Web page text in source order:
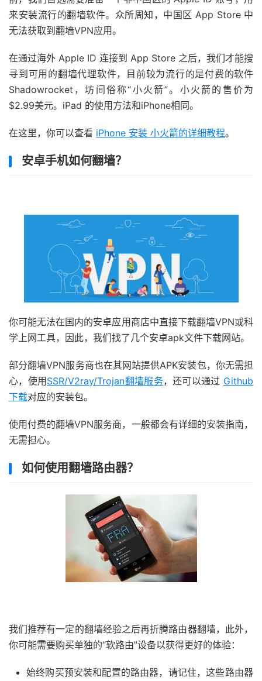
来安装流行的翻墙软件。众所周知，中国区 App Store 中
无法获取到翻墙VPN应用。
在通过海外 Apple ID 连接到 App Store 之后，我们才能搜
寻到可用的翻墙代理软件，目前较为流行的是付费的软件
Shadowrocket，坊间俗称“小火箭”。小火箭的售价为
$2.99美元。iPad 的使用方法和iPhone相同。
在这里，你可以查看 iPhone 安装 小火箭的详细教程。
安卓手机如何翻墙？
你可能无法在国内的安卓应用商店中直接下载翻墙VPN或科
学上网工具，因此，我们找了几个安卓apk文件下载网站。
部分翻墙VPN服务商也在其网站提供APK安装包，你无需担
心，使用SSR/V2ray/Trojan翻墙服务，还可以通过 Github
下载对应的安装包。
使用付费的翻墙VPN服务商，一般都会有详细的安装指南，
无需担心。
如何使用翻墙路由器？
我们推荐有一定的翻墙经验之后再折腾路由器翻墙，此外，
你可能需要购买单独的“软路由”设备以获得更好的体验：
始终购买预安装和配置的路由器，请记住，这些路由器